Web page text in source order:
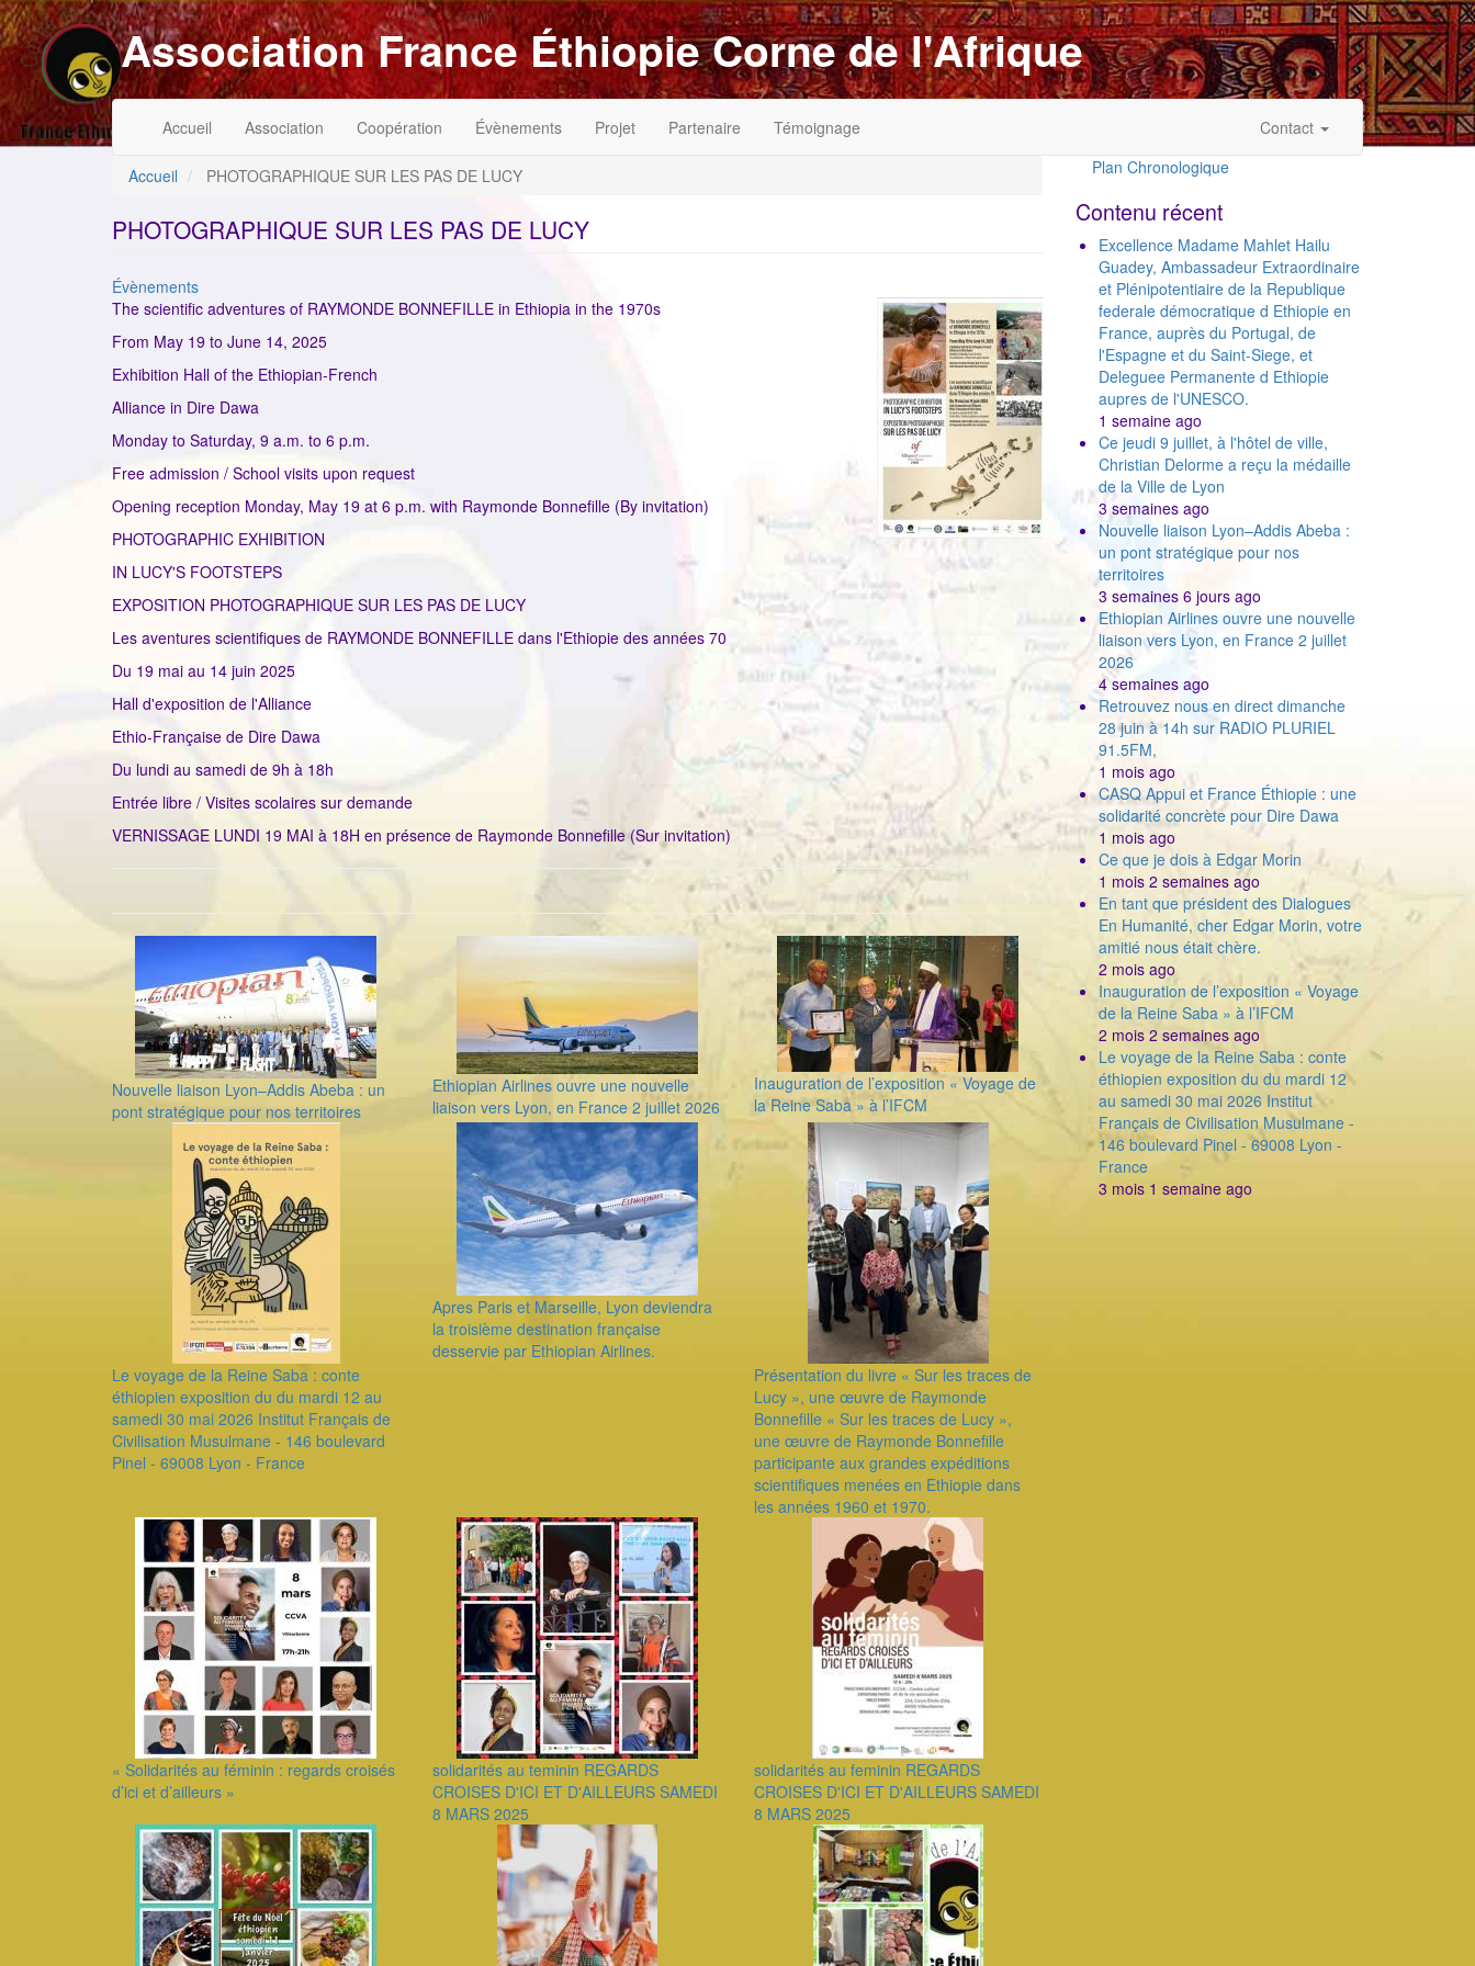
Aller
au
contenu
principal
Association France Éthiopie Corne de l'Afrique
principale
Accueil Association Coopération Évènements Projet Partenaire Témoignage
du
de
Contact
Accueil PHOTOGRAPHIQUE SUR LES PAS DE LUCY
PHOTOGRAPHIQUE SUR LES PAS DE LUCY
Catégorie
Évènements
ImageenAvant
The scientific adventures of RAYMONDE BONNEFILLE in Ethiopia in the 1970s
From May 19 to June 14, 2025
Exhibition Hall of the Ethiopian-French
Alliance in Dire Dawa
Monday to Saturday, 9 a.m. to 6 p.m.
Free admission / School visits upon request
Opening reception Monday, May 19 at 6 p.m. with Raymonde Bonnefille (By invitation)
PHOTOGRAPHIC EXHIBITION
IN LUCY'S FOOTSTEPS
EXPOSITION PHOTOGRAPHIQUE SUR LES PAS DE LUCY
Les aventures scientifiques de RAYMONDE BONNEFILLE dans l'Ethiopie des années 70
Du 19 mai au 14 juin 2025
Hall d'exposition de l'Alliance
Ethio-Française de Dire Dawa
Du lundi au samedi de 9h à 18h
Entrée libre / Visites scolaires sur demande
VERNISSAGE LUNDI 19 MAI à 18H en présence de Raymonde Bonnefille (Sur invitation)
Nouvelle liaison Lyon–Addis Abeba : un
pont stratégique pour nos territoires
Ethiopian Airlines ouvre une nouvelle
liaison vers Lyon, en France 2 juillet 2026
Inauguration de l’exposition « Voyage de
la Reine Saba » à l’IFCM
Le voyage de la Reine Saba : conte
éthiopien exposition du du mardi 12 au
samedi 30 mai 2026 Institut Français de
Civilisation Musulmane - 146 boulevard
Pinel - 69008 Lyon - France
Apres Paris et Marseille, Lyon deviendra
la troisième destination française
desservie par Ethiopian Airlines.
Présentation du livre « Sur les traces de
Lucy », une œuvre de Raymonde
Bonnefille ​« Sur les traces de Lucy »,
une œuvre de Raymonde Bonnefille
participante aux grandes expéditions
scientifiques menées en Ethiopie dans
les années 1960 et 1970.
« Solidarités au féminin : regards croisés
d’ici et d’ailleurs »
solidarités au teminin REGARDS
CROISES D'ICI ET D'AILLEURS SAMEDI
8 MARS 2025
solidarités au feminin REGARDS
CROISES D'ICI ET D'AILLEURS SAMEDI
8 MARS 2025
Plan Chronologique
Contenu récent
Excellence Madame Mahlet Hailu
Guadey, Ambassadeur Extraordinaire
et Plénipotentiaire de la Republique
federale démocratique d Ethiopie en
France, auprès du Portugal, de
l'Espagne et du Saint-Siege, et
Deleguee Permanente d Ethiopie
aupres de l'UNESCO.
1 semaine ago
Ce jeudi 9 juillet, à l'hôtel de ville,
Christian Delorme a reçu la médaille
de la Ville de Lyon
3 semaines ago
Nouvelle liaison Lyon–Addis Abeba :
un pont stratégique pour nos
territoires
3 semaines 6 jours ago
Ethiopian Airlines ouvre une nouvelle
liaison vers Lyon, en France 2 juillet
2026
4 semaines ago
Retrouvez nous en direct dimanche
28 juin à 14h sur RADIO PLURIEL
91.5FM,
1 mois ago
CASQ Appui et France Éthiopie : une
solidarité concrète pour Dire Dawa
1 mois ago
Ce que je dois à Edgar Morin
1 mois 2 semaines ago
En tant que président des Dialogues
En Humanité, cher Edgar Morin, votre
amitié nous était chère.
2 mois ago
Inauguration de l’exposition « Voyage
de la Reine Saba » à l’IFCM
2 mois 2 semaines ago
Le voyage de la Reine Saba : conte
éthiopien exposition du du mardi 12
au samedi 30 mai 2026 Institut
Français de Civilisation Musulmane -
146 boulevard Pinel - 69008 Lyon -
France
3 mois 1 semaine ago